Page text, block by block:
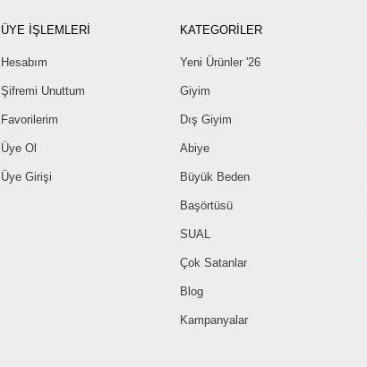
ÜYE İŞLEMLERİ
Hesabım
Şifremi Unuttum
Favorilerim
Üye Ol
Üye Girişi
KATEGORİLER
Yeni Ürünler '26
Giyim
Dış Giyim
Abiye
Büyük Beden
Başörtüsü
SUAL
Çok Satanlar
Blog
Kampanyalar